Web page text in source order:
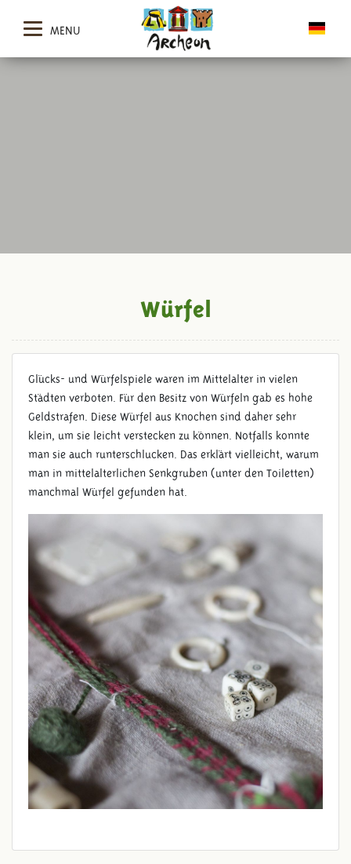
MENU
WÜRFEL
Würfel
Glücks- und Würfelspiele waren im Mittelalter in vielen
Städten verboten. Für den Besitz von Würfeln gab es hohe
Geldstrafen. Diese Würfel aus Knochen sind daher sehr
klein, um sie leicht verstecken zu können. Notfalls konnte
man sie auch runterschlucken. Das erklärt vielleicht, warum
man in mittelalterlichen Senkgruben (unter den Toiletten)
manchmal Würfel gefunden hat.